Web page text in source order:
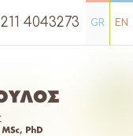
GR EN
211 4043273